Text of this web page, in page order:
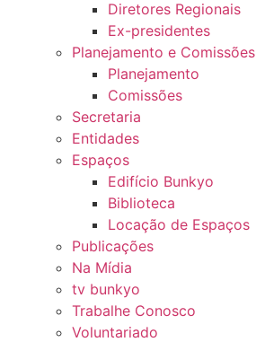
Diretores Regionais
Ex-presidentes
Planejamento e Comissões
Planejamento
Comissões
Secretaria
Entidades
Espaços
Edifício Bunkyo
Biblioteca
Locação de Espaços
Publicações
Na Mídia
tv bunkyo
Trabalhe Conosco
Voluntariado